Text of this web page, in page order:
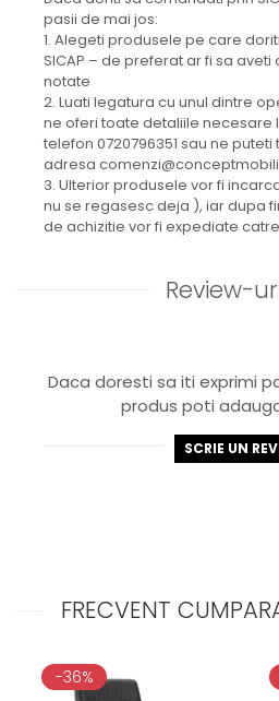
pasii de mai jos:
1. Alegeti produsele pe care
SICAP – de preferat ar fi sa
notate
2. Luati legatura cu unul dintre
ne oferi toate detaliile necesare
telefon 0720796351 sau ne
adresa
3. Ulterior produsele vor fi
nu se regasesc deja ), iar dupa
de achizitie vor fi expediate
Review-
Daca doresti sa iti exprimi
produs poti
SCRIE UN
FRECVENT
-36%